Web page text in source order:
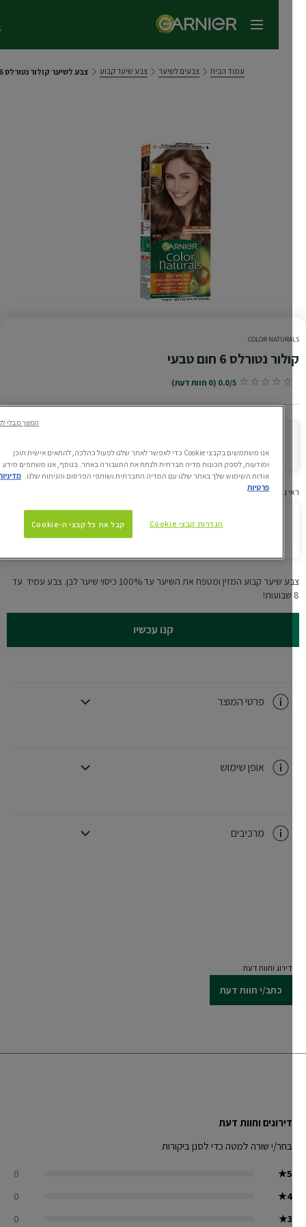
תפריט ראשי
עמוד הבית צבעים לשיער צבע שיער קבוע צבע לשיער קולור נטורלס 6 חום טבעי
COLOR
נטורלס 6 חום טבעי
0.0/5 (0 חוות דעת)
גוונים דומים
קולור נטורלס 6 חום טבעי
צבע שיער קבוע המזין ומטפח את השיער עד 100% כיסוי שיער לבן. צבע עמיד עד
קנו עכשיו
פרטי המוצר
אופן שימוש
מרכיבים
דירוג וחוות דעת
כתב/י חוות דעת
דירוגים וחוות דעת
בחר/י שורה למטה כדי לסנן ביקורות
★
אנו משתמשים בקבצי Cookie כדי לאפשר לאתר שלנו לפעול כהלכה, להתאים אישית תוכן
ומודעות, לספק תכונות מדיה חברתית ולנתח את התעבורה באתר. בנוסף, אנו משתפים מידע
אודות השימוש שלך באתר שלנו עם המדיה החברתית ושותפי הפרסום והניתוח שלנו. מדיניות
פרטיות
הגדרות קבצי Cookie קבל את כל קבצי ה-Cookie
המשך מבלי לקבל